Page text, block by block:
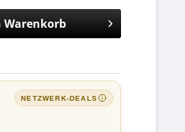
Warenkorb
NETZWERK-DEALS